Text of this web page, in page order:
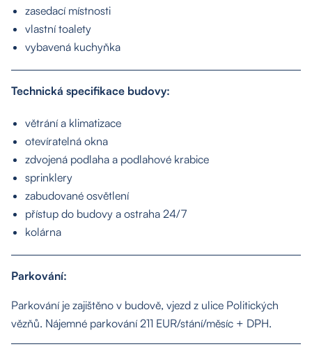
zasedací místnosti
vlastní toalety
vybavená kuchyňka
Technická specifikace budovy:
větrání a klimatizace
otevíratelná okna
zdvojená podlaha a podlahové krabice
sprinklery
zabudované osvětlení
přístup do budovy a ostraha 24/7
kolárna
Parkování:
Parkování je zajištěno v budově, vjezd z ulice Politických
vězňů. Nájemné parkování 211 EUR/stání/měsíc + DPH.